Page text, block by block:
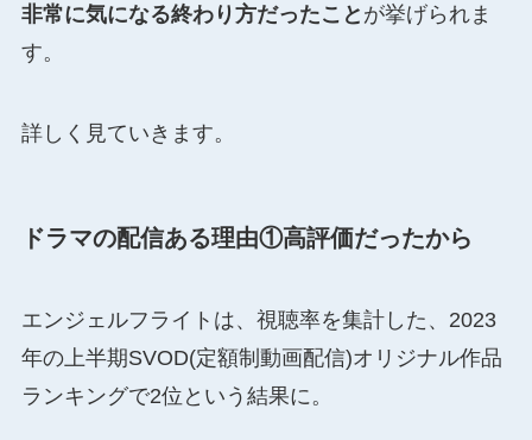
非常に気になる終わり方だったこと が挙げられま
す。
詳しく見ていきます。
ドラマの配信ある理由①高評価だったから
エンジェルフライトは、視聴率を集計した、2023
年の上半期SVOD(定額制動画配信)オリジナル作品
ランキングで2位という結果に。